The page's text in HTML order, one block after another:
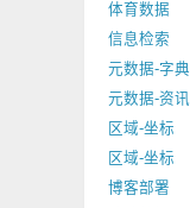
体育数据
信息检索
元数据-字典
元数据-资讯
区域-坐标
区域-坐标
博客部署